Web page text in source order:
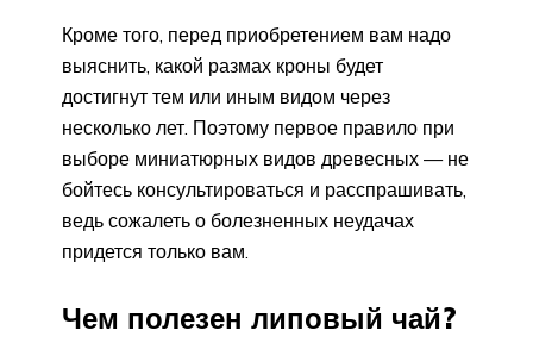
Кроме того, перед приобретением вам надо
выяснить, какой размах кроны будет
достигнут тем или иным видом через
несколько лет. Поэтому первое правило при
выборе миниатюрных видов древесных — не
бойтесь консультироваться и расспрашивать,
ведь сожалеть о болезненных неудачах
придется только вам.
Чем полезен липовый чай?